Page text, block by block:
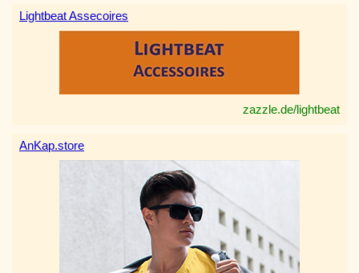
Lightbeat Assecoires
zazzle.de/lightbeat
AnKap.store